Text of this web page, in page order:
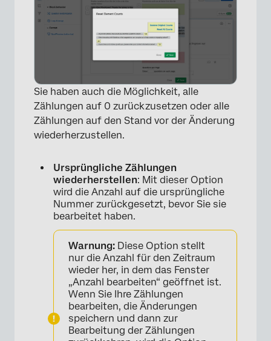
×
Sie haben auch die Möglichkeit, alle
Zählungen auf 0 zurückzusetzen oder alle
Zählungen auf den Stand vor der Änderung
wiederherzustellen.
Ursprüngliche Zählungen
wiederherstellen: Mit dieser Option
wird die Anzahl auf die ursprüngliche
Nummer zurückgesetzt, bevor Sie sie
bearbeitet haben.
Warnung: Diese Option stellt
nur die Anzahl für den Zeitraum
wieder her, in dem das Fenster
„Anzahl bearbeiten“ geöffnet ist.
Wenn Sie Ihre Zählungen
bearbeiten, die Änderungen
speichern und dann zur
Bearbeitung der Zählungen